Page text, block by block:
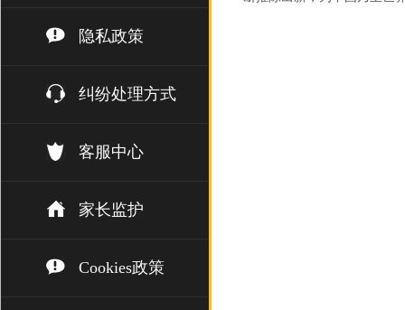
隐私政策
纠纷处理方式
客服中心
家长监护
Cookies政策